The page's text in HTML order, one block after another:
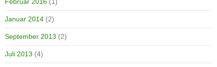
Januar 2014 (2)
September 2013 (2)
Juli 2013 (4)